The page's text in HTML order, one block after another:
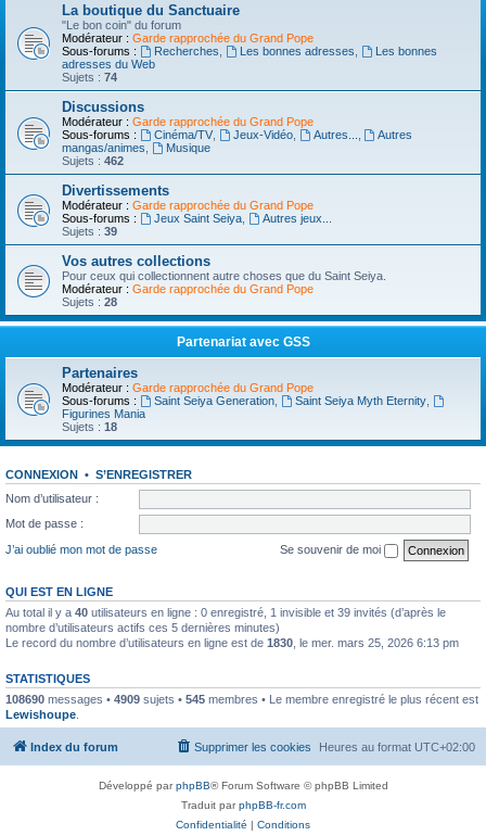
La boutique du Sanctuaire
"Le bon coin" du forum
Modérateur : Garde rapprochée du Grand Pope
Sous-forums :
Recherches Les bonnes adresses
Les bonnes
adresses du Web
Sujets : 74
Discussions
Modérateur : Garde rapprochée du Grand Pope
Sous-forums :
Cinéma/TV, Jeux-Vidéo, Autres...
Autres
mangas/animes
Musique
Sujets : 462
Divertissements
Modérateur : Garde rapprochée du Grand Pope
Sous-forums :
Jeux Saint Seiya,
Autres jeux...
Sujets : 39
Vos autres collections
Pour ceux qui collectionnent autre choses que du Saint Seiya.
Modérateur : Garde rapprochée du Grand Pope
Sujets : 28
Partenariat avec GSS
Partenaires
Modérateur : Garde rapprochée du Grand Pope
Sous-forums :
Saint Seiya Generation, Saint Seiya Myth Eternity,
Figurines Mania
Sujets : 18
CONNEXION • S’ENREGISTRER
Nom d’utilisateur :
Mot de passe :
J’ai oublié mon mot de passe
Se souvenir de moi
QUI EST EN LIGNE
Au total il y a 40 utilisateurs en ligne : 0 enregistré, 1 invisible et 39 invités (d’après le
nombre d’utilisateurs actifs ces 5 dernières minutes)
Le record du nombre d’utilisateurs en ligne est de 1830 , le mer. mars 25, 2026 6:13 pm
STATISTIQUES
108690 messages • 4909 sujets • 545 membres • Le membre enregistré le plus récent est
Lewishoupe
Index du forum Heures au format UTC+02:00
Supprimer les cookies
Développé parphpBB® Forum Software © phpBB Limited
Traduit parphpBB-fr.com
Confidentialité | Conditions